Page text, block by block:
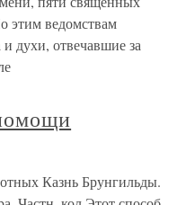
этим ведомствам
духи, отвечавшие за
Казнь Брунгильды.